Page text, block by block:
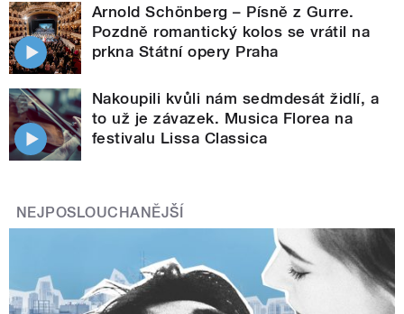
Arnold Schönberg – Písně z Gurre.
Pozdně romantický kolos se vrátil na
prkna Státní opery Praha
Nakoupili kvůli nám sedmdesát židlí, a
to už je závazek. Musica Florea na
festivalu Lissa Classica
NEJPOSLOUCHANĚJŠÍ